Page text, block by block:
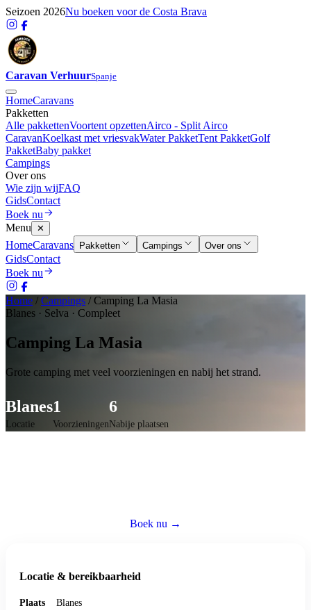
Seizoen 2026Nu boeken voor de Costa Brava
Caravan VerhuurSpanje
HomeCaravans
Pakketten
Alle pakkettenVoortent opzettenAirco - Split Airco
CaravanKoelkast met vriesvakWater PakketTent PakketGolf
PakketBaby pakket
Campings
Over ons
Wie zijn wijFAQ
GidsContact
Boek nu
Menu
✕
HomeCaravans Pakketten Campings Over ons
GidsContact
Boek nu
Home / Campings / Camping La Masia
Blanes · Selva · Compleet
Camping La Masia
Grote camping met veel voorzieningen en nabij het strand.
Blanes
Locatie
1
Voorzieningen
6
Nabije plaatsen
Boek nu →
Locatie & bereikbaarheid
Plaats
Blanes